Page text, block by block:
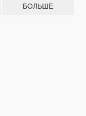
БОЛЬШЕ